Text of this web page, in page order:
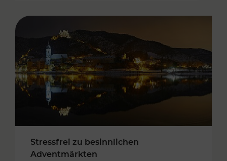
Stressfrei zu besinnlichen
Adventmärkten